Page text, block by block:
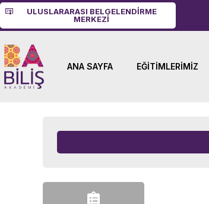
ULUSLARARASI BELGELENDIRME
MERKEZI
ANA SAYFA EĞITIMLERIMIZ